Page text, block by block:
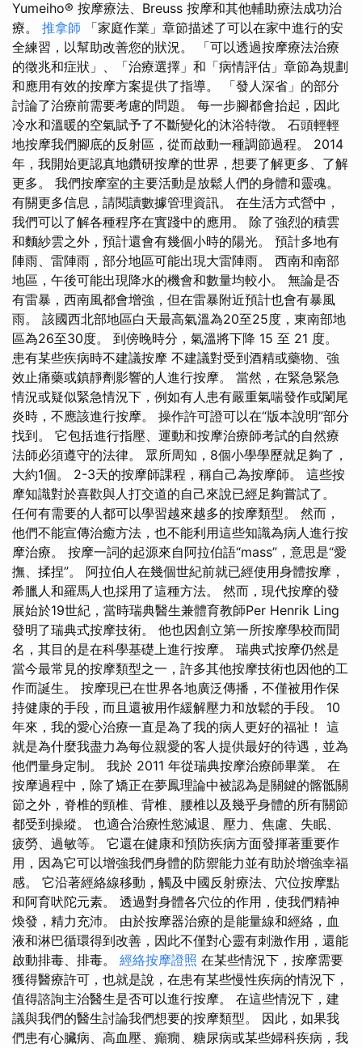
Yumeiho® 按摩療法、Breuss 按摩和其他輔助療法成功治
療。 推拿師 「家庭作業」章節描述了可以在家中進行的安
全練習，以幫助改善您的狀況。 「可以透過按摩療法治療
的徵兆和症狀」、「治療選擇」和「病情評估」章節為規劃
和應用有效的按摩方案提供了指導。 「發人深省」的部分
討論了治療前需要考慮的問題。 每一步腳都會抬起，因此
冷水和溫暖的空氣賦予了不斷變化的沐浴特徵。 石頭輕輕
地按摩我們腳底的反射區，從而啟動一種調節過程。 2014
年，我開始更認真地鑽研按摩的世界，想要了解更多、了解
更多。 我們按摩室的主要活動是放鬆人們的身體和靈魂。
有關更多信息，請閱讀數據管理資訊。 在生活方式營中，
我們可以了解各種程序在實踐中的應用。 除了強烈的積雲
和麵紗雲之外，預計還會有幾個小時的陽光。 預計多地有
陣雨、雷陣雨，部分地區可能出現大雷陣雨。 西南和南部
地區，午後可能出現降水的機會和數量均較小。 無論是否
有雷暴，西南風都會增強，但在雷暴附近預計也會有暴風
雨。 該國西北部地區白天最高氣溫為20至25度，東南部地
區為26至30度。 到傍晚時分，氣溫將下降 15 至 21 度。
患有某些疾病時不建議按摩 不建議對受到酒精或藥物、強
效止痛藥或鎮靜劑影響的人進行按摩。 當然，在緊急緊急
情況或疑似緊急情況下，例如有人患有嚴重氣喘發作或闌尾
炎時，不應該進行按摩。 操作許可證可以在“版本說明”部分
找到。 它包括進行指壓、運動和按摩治療師考試的自然療
法師必須遵守的法律。 眾所周知，8個小學學歷就足夠了，
大約1個。 2-3天的按摩師課程，稱自己為按摩師。 這些按
摩知識對於喜歡與人打交道的自己來說已經足夠嘗試了。
任何有需要的人都可以學習越來越多的按摩類型。 然而，
他們不能宣傳治癒方法，也不能利用這些知識為病人進行按
摩治療。 按摩一詞的起源來自阿拉伯語“mass”，意思是“愛
撫、揉捏”。 阿拉伯人在幾個世紀前就已經使用身體按摩，
希臘人和羅馬人也採用了這種方法。 然而，現代按摩的發
展始於19世紀，當時瑞典醫生兼體育教師Per Henrik Ling
發明了瑞典式按摩技術。 他也因創立第一所按摩學校而聞
名，其目的是在科學基礎上進行按摩。 瑞典式按摩仍然是
當今最常見的按摩類型之一，許多其他按摩技術也因他的工
作而誕生。 按摩現已在世界各地廣泛傳播，不僅被用作保
持健康的手段，而且還被用作緩解壓力和放鬆的手段。 10
年來，我的愛心治療一直是為了我的病人更好的福祉！ 這
就是為什麼我盡力為每位親愛的客人提供最好的待遇，並為
他們量身定制。 我於 2011 年從瑞典按摩治療師畢業。 在
按摩過程中，除了矯正在夢鳳理論中被認為是關鍵的髂骶關
節之外，脊椎的頸椎、背椎、腰椎以及幾乎身體的所有關節
都受到操縱。 也適合治療性慾減退、壓力、焦慮、失眠、
疲勞、過敏等。 它還在健康和預防疾病方面發揮著重要作
用，因為它可以增強我們身體的防禦能力並有助於增強幸福
感。 它沿著經絡線移動，觸及中國反射療法、穴位按摩點
和阿育吠陀元素。 透過對身體各穴位的作用，使我們精神
煥發，精力充沛。 由於按摩器治療的是能量線和經絡，血
液和淋巴循環得到改善，因此不僅對心靈有刺激作用，還能
啟動排毒、排毒。 經絡按摩證照 在某些情況下，按摩需要
獲得醫療許可，也就是說，在患有某些慢性疾病的情況下，
值得諮詢主治醫生是否可以進行按摩。 在這些情況下，建
議與我們的醫生討論我們想要的按摩類型。 因此，如果我
們患有心臟病、高血壓、癲癇、糖尿病或某些婦科疾病，我